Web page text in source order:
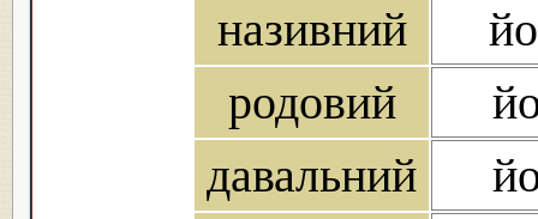
називний
родовий
давальний